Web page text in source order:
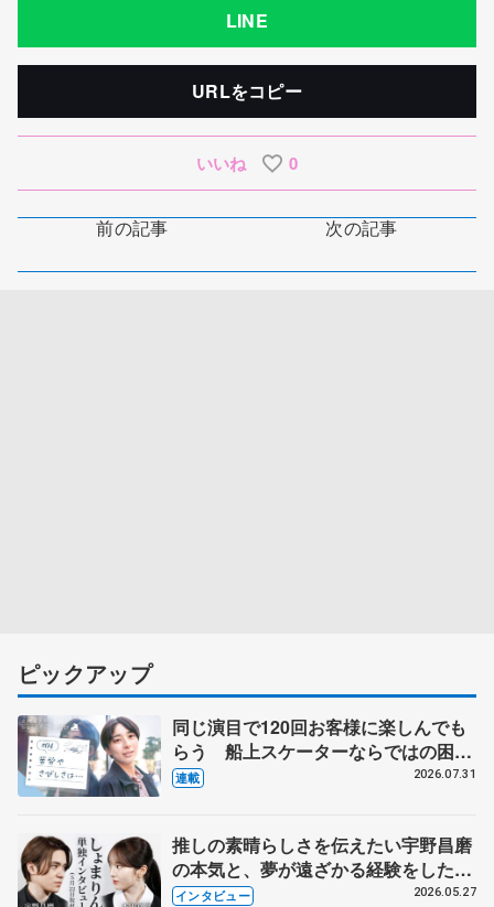
LINE
URLをコピー
いいね 0
前の記事 次の記事
ピックアップ
同じ演目で120回お客様に楽しんでも
らう 船上スケーターならではの困難
とは 影響あったPIW前キャプテン松
連載 2026.07.31
推しの素晴らしさを伝えたい宇野昌磨
の本気と、夢が遠ざかる経験をした本
田真凜の覚悟
インタビュー 2026.05.27